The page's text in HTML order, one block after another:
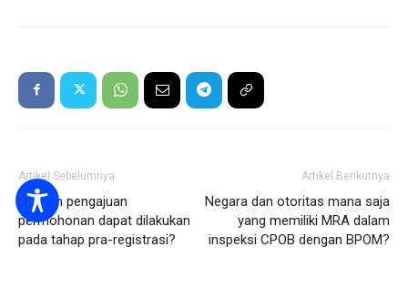
Artikel Sebelumnya
Apakah pengajuan
permohonan dapat dilakukan
pada tahap pra-registrasi?
Artikel Berikutnya
Negara dan otoritas mana saja
yang memiliki MRA dalam
inspeksi CPOB dengan BPOM?